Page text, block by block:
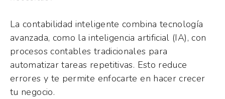
La contabilidad inteligente combina tecnología
avanzada, como la inteligencia artificial (IA), con
procesos contables tradicionales para
automatizar tareas repetitivas. Esto reduce
errores y te permite enfocarte en hacer crecer
tu negocio.